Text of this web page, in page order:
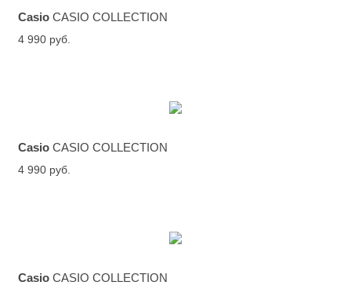
Casio CASIO COLLECTION
4 990 руб.
Casio CASIO COLLECTION
4 990 руб.
Casio CASIO COLLECTION